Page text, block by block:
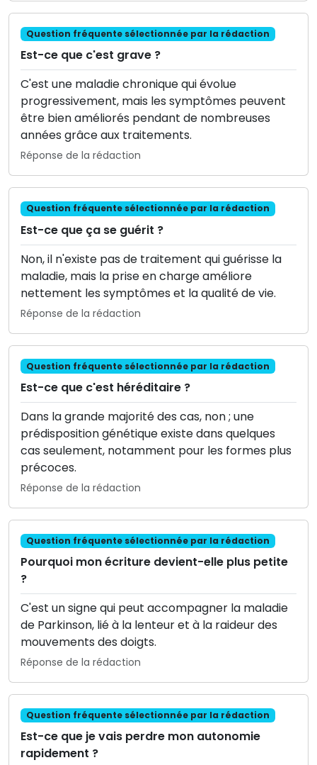
Question fréquente sélectionnée par la rédaction
Est-ce que c'est grave ?
C'est une maladie chronique qui évolue
progressivement, mais les symptômes peuvent
être bien améliorés pendant de nombreuses
années grâce aux traitements.
Réponse de la rédaction
Question fréquente sélectionnée par la rédaction
Est-ce que ça se guérit ?
Non, il n'existe pas de traitement qui guérisse la
maladie, mais la prise en charge améliore
nettement les symptômes et la qualité de vie.
Réponse de la rédaction
Question fréquente sélectionnée par la rédaction
Est-ce que c'est héréditaire ?
Dans la grande majorité des cas, non ; une
prédisposition génétique existe dans quelques
cas seulement, notamment pour les formes plus
précoces.
Réponse de la rédaction
Question fréquente sélectionnée par la rédaction
Pourquoi mon écriture devient-elle plus petite
?
C'est un signe qui peut accompagner la maladie
de Parkinson, lié à la lenteur et à la raideur des
mouvements des doigts.
Réponse de la rédaction
Question fréquente sélectionnée par la rédaction
Est-ce que je vais perdre mon autonomie
rapidement ?